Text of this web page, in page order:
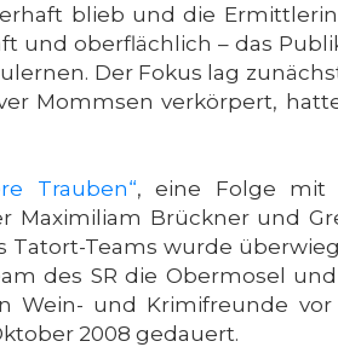
blieb und die
und oberflächlich – das
Der Fokus lag
Mommsen verkörpert,
Trauben“, eine Folge mit
Maximiliam Brückner und
Tatort-Teams wurde
des SR die Obermosel
Wein- und Krimifreunde vor
2008 gedauert.